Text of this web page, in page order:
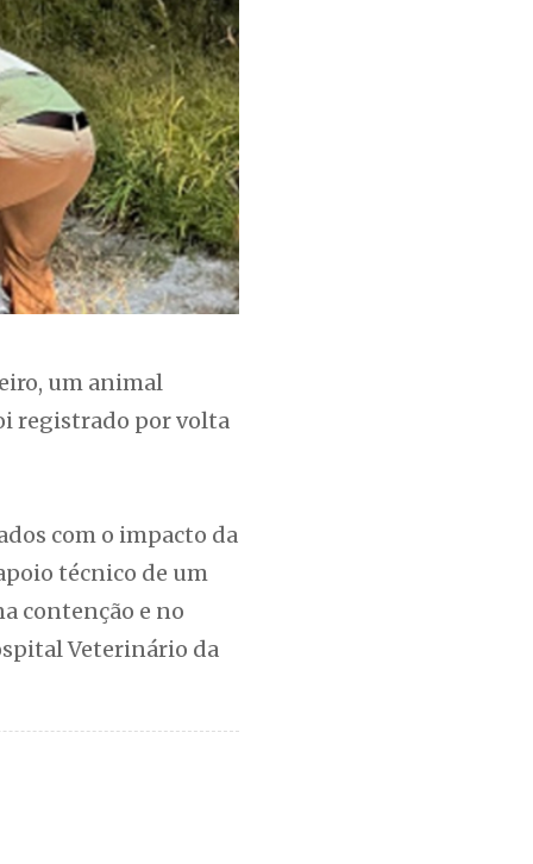
um animal
registrado por volta
com o impacto da
técnico de um
contenção e no
Veterinário da